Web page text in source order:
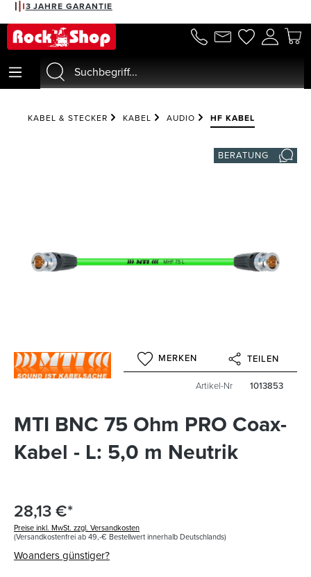
springen
3 JAHRE GARANTIE
KABEL & STECKER KABEL AUDIO HF KABEL
BERATUNG
MERKEN TEILEN
Artikel-Nr 1013853
MTI BNC 75 Ohm PRO Coax-
Kabel - L: 5,0 m Neutrik
28,13 €*
Preise inkl. MwSt. zzgl. Versandkosten
(Versandkostenfrei ab 49,-€ Bestellwert innerhalb Deutschlands)
Woanders günstiger?